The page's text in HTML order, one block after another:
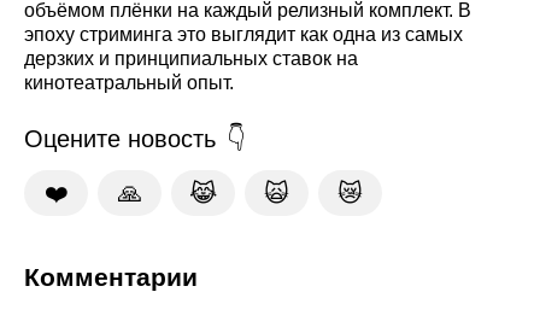
объёмом плёнки на каждый релизный комплект. В
эпоху стриминга это выглядит как одна из самых
дерзких и принципиальных ставок на
кинотеатральный опыт.
Оцените новость
❤️ 🙏 😹 🙀 😿
Комментарии